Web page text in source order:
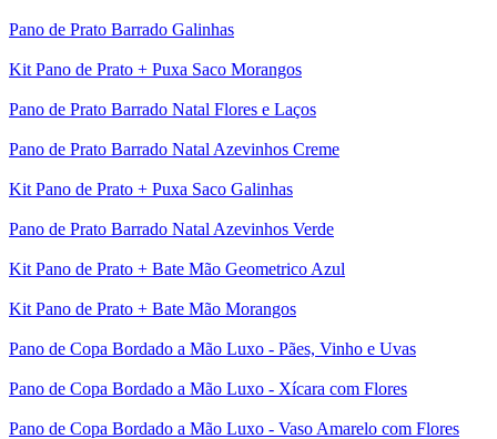
Pano de Prato Barrado Galinhas
Kit Pano de Prato + Puxa Saco Morangos
Pano de Prato Barrado Natal Flores e Laços
Pano de Prato Barrado Natal Azevinhos Creme
Kit Pano de Prato + Puxa Saco Galinhas
Pano de Prato Barrado Natal Azevinhos Verde
Kit Pano de Prato + Bate Mão Geometrico Azul
Kit Pano de Prato + Bate Mão Morangos
Pano de Copa Bordado a Mão Luxo - Pães, Vinho e Uvas
Pano de Copa Bordado a Mão Luxo - Xícara com Flores
Pano de Copa Bordado a Mão Luxo - Vaso Amarelo com Flores